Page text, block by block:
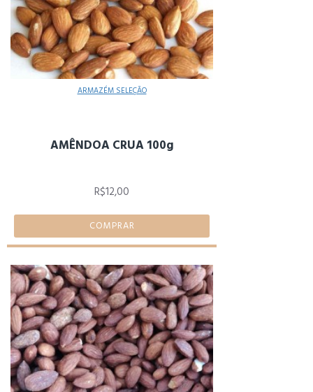
ARMAZÉM SELEÇÃO
AMÊNDOA CRUA 100g
R$12,00
COMPRAR